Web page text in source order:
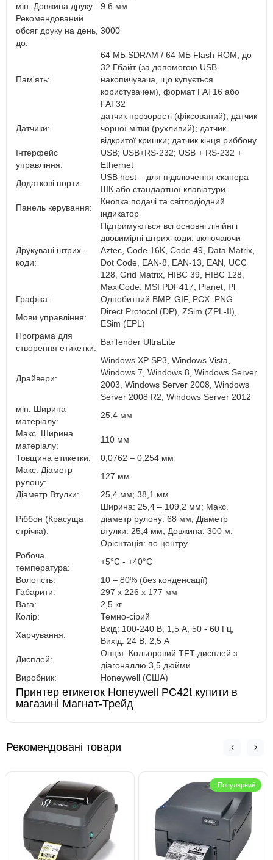
мін. Довжина друку:
9,6 мм
Рекомендований
обсяг друку на день,
до:
3000
Пам'ять:
64 МБ SDRAM / 64 МБ Flash ROM, до
32 Гбайт (за допомогою USB-
накопичувача, що купується
користувачем), формат FAT16 або
FAT32
Датчики:
датчик прозорості (фіксований); датчик
чорної мітки (рухливий); датчик
відкритої кришки; датчик кінця риббону
Інтерфейс
управління:
USB; USB+RS-232; USB + RS-232 +
Ethernet
Додаткові порти:
USB host – для підключення сканера
ШК або стандартної клавіатури
Панель керування:
Кнопка подачі та світлодіодний
індикатор
Друкувані штрих-
коди:
Підтримуються всі основні лінійні і
двовимірні штрих-коди, включаючи
Aztec, Code 16K, Code 49, Data Matrix,
Dot Code, EAN-8, EAN-13, EAN, UCC
128, Grid Matrix, HIBC 39, HIBC 128,
MaxiCode, MSI PDF417, Planet, Pl
Графіка:
Однобитний BMP, GIF, PCX, PNG
Мови управління:
Direct Protocol (DP), ZSim (ZPL-II),
ESim (EPL)
Програма для
створення етикетки:
BarTender UltraLite
Драйвери:
Windows XP SP3, Windows Vista,
Windows 7, Windows 8, Windows Server
2003, Windows Server 2008, Windows
Server 2008 R2, Windows Server 2012
мін. Ширина
матеріалу:
25,4 мм
Макс. Ширина
матеріалу:
110 мм
Товщина етикетки:
0,0762 – 0,254 мм
Макс. Діаметр
рулону:
127 мм
Діаметр Втулки:
25,4 мм; 38,1 мм
Ріббон (Красуща
стрічка):
Ширина: 25,4 – 109,2 мм; Макс.
діаметр рулону: 68 мм; Діаметр
втулки: 25,4 мм; Довжина: 300 м;
Орієнтація: по центру
Робоча
температура:
+5°C - +40°C
Вологість:
10 – 80% (без конденсації)
Габарити:
297 x 226 x 177 мм
Вага:
2,5 кг
Колір:
Темно-сірий
Харчування:
Вхід: 100-240 В, 1,5 A, 50 - 60 Гц,
Вихід: 24 В, 2,5 A
Дисплей:
Опція: Кольоровий TFT-дисплей з
діагоналлю 3,5 дюйми
Виробник:
Honeywell (США)
Принтер етикеток Honeywell PC42t купити в
магазині Магнат-Трейд
Рекомендовані товари
Популярний